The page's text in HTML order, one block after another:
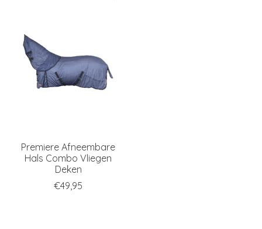
Premiere Afneembare
Hals Combo Vliegen
Deken
€49,95